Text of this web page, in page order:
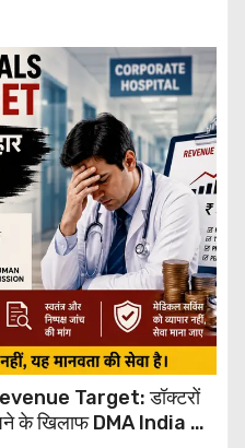
Target: डॉक्टरों
के खिलाफ DMA India का